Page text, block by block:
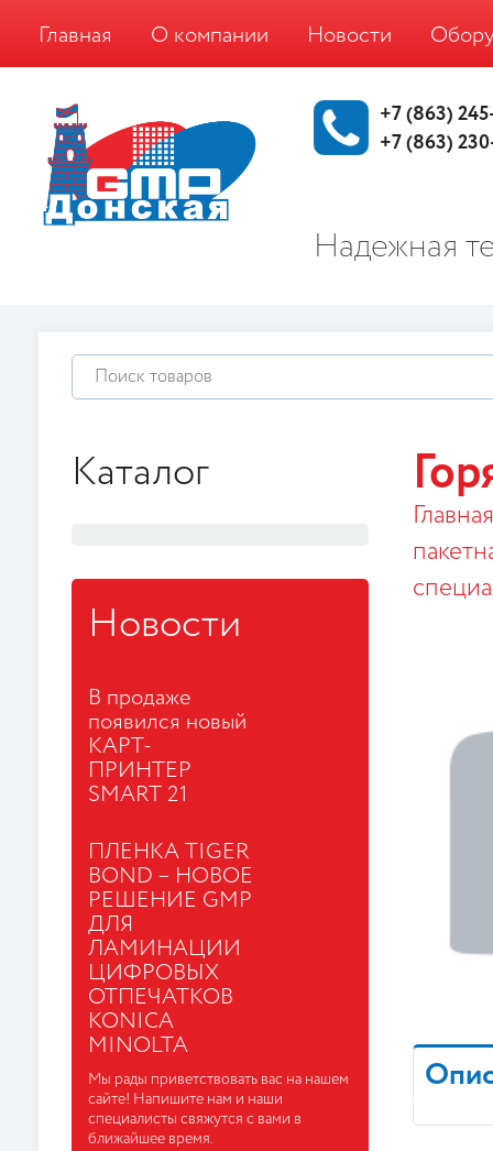
Главная О компании Новости
+7 (863)
+7 (863)
Надежная
Каталог
Новости
В продаже
появился новый
КАРТ-
ПРИНТЕР
SMART 21
ПЛЕНКА TIGER
BOND – НОВОЕ
РЕШЕНИЕ GMP
ДЛЯ
ЛАМИНАЦИИ
ЦИФРОВЫХ
ОТПЕЧАТКОВ
KONICA
MINOLTA
Мы рады приветствовать вас на нашем
сайте! Напишите нам и наши
специалисты свяжутся с вами в
ближайшее время.
Главная